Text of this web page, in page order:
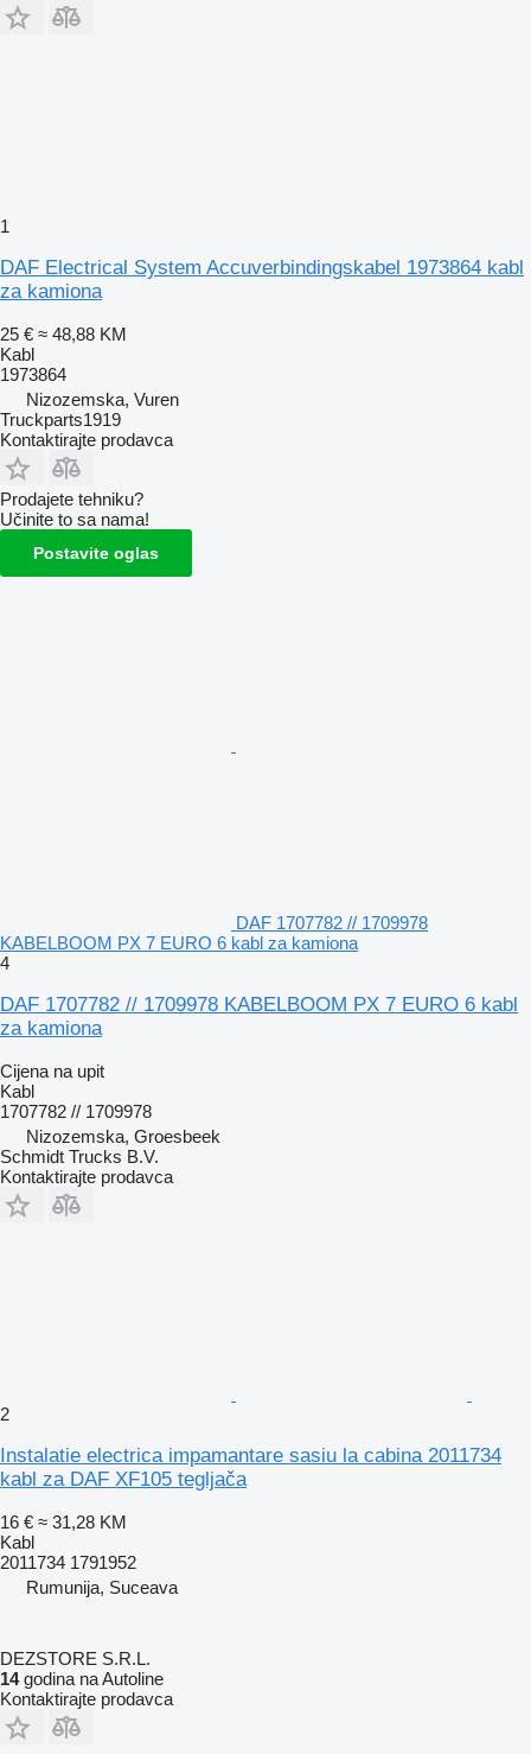
1
DAF Electrical System Accuverbindingskabel 1973864 kabl
za kamiona
25 € ≈ 48,88 KM
Kabl
1973864
Nizozemska, Vuren
Truckparts1919
Kontaktirajte prodavca
Prodajete tehniku?
Učinite to sa nama!
Postavite oglas
DAF 1707782 // 1709978
KABELBOOM PX 7 EURO 6 kabl za kamiona
4
DAF 1707782 // 1709978 KABELBOOM PX 7 EURO 6 kabl
za kamiona
Cijena na upit
Kabl
1707782 // 1709978
Nizozemska, Groesbeek
Schmidt Trucks B.V.
Kontaktirajte prodavca
2
Instalatie electrica impamantare sasiu la cabina 2011734
kabl za DAF XF105 tegljača
16 € ≈ 31,28 KM
Kabl
2011734 1791952
Rumunija, Suceava
DEZSTORE S.R.L.
14godina na Autoline
Kontaktirajte prodavca